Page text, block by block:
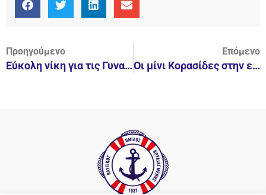
Προηγούμενο
Εύκολη νίκη για τις Γυναίκες στο Λαιμό, επί του Εθνικού! Δευτέρα, στον Πειραιά
Επόμενο
Οι μίνι Κορασίδες στην επόμενη φάση!